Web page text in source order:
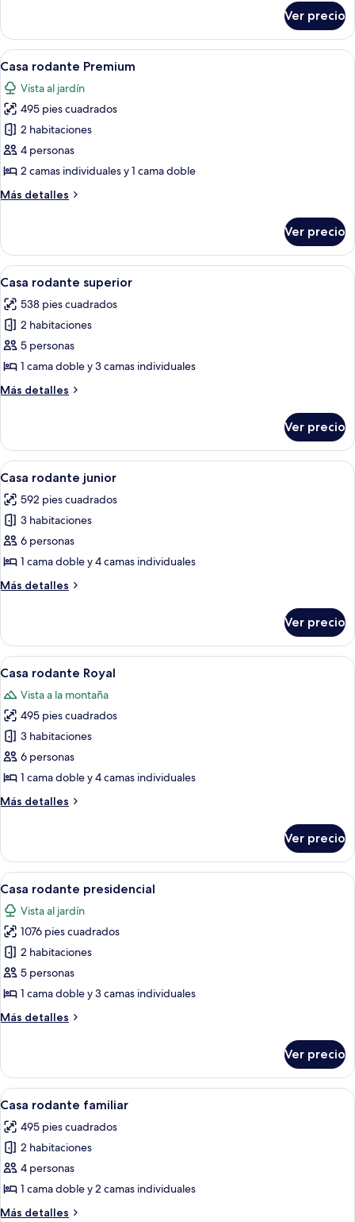
patio
de
campaña
básica,
patio
Ver precio
Abrir
todas
las
fotos
de
Casa
rodante
Un dormitorio con cama, armario y
8
Casa rodante Premium
Vista al jardín
495 pies cuadrados
2 habitaciones
4 personas
2 camas individuales y 1 cama doble
Más detalles
Más
rodante
Premium
Ver precio
Abrir
todas
las
fotos
de
Casa
rodante
superior
Un espacio habitable compacto con
6
Casa rodante superior
538 pies cuadrados
2 habitaciones
5 personas
1 cama doble y 3 camas individuales
Más detalles
Más
rodante
superior
Ver precio
Abrir
todas
las
fotos
de
Casa
rodante
junior
Una habitación de hotel con una
7
Casa rodante junior
592 pies cuadrados
3 habitaciones
6 personas
1 cama doble y 4 camas individuales
Más detalles
Más
rodante
junior
Ver precio
Abrir
todas
las
fotos
de
Casa
rodante
Habitación de hotel con una cama,
9
Casa rodante Royal
Vista a la montaña
495 pies cuadrados
3 habitaciones
6 personas
1 cama doble y 4 camas individuales
Más detalles
Más
rodante
Royal
Ver precio
Abrir
todas
las
fotos
de
Casa
rodante
Una sala moderna con un sofá, una
7
Casa rodante presidencial
Vista al jardín
1076 pies cuadrados
2 habitaciones
5 personas
1 cama doble y 3 camas individuales
Más detalles
Más
rodante
presidencial
Ver precio
Abrir
todas
las
fotos
de
Casa
rodante
Cocina compacta con encimera
8
Casa rodante familiar
495 pies cuadrados
2 habitaciones
4 personas
1 cama doble y 2 camas individuales
Más detalles
Más